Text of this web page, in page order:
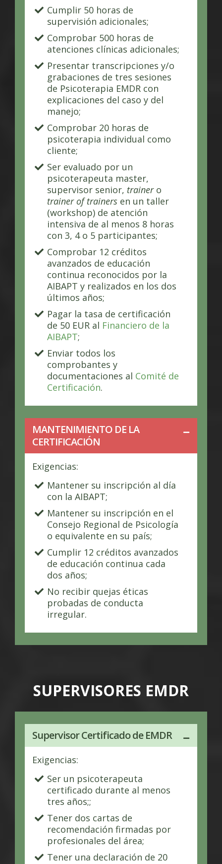
Cumplir 50 horas de
supervisión adicionales;
Comprobar 500 horas de
atenciones clínicas adicionales;
Presentar transcripciones y/o
grabaciones de tres sesiones
de Psicoterapia EMDR con
explicaciones del caso y del
manejo;
Comprobar 20 horas de
psicoterapia individual como
cliente;
Ser evaluado por un
psicoterapeuta master,
supervisor senior, trainero
trainer of trainers en un taller
(workshop) de atención
intensiva de al menos 8 horas
con 3, 4 o 5 participantes;
Comprobar 12 créditos
avanzados de educación
continua reconocidos por la
AIBAPT y realizados en los dos
últimos años;
Pagar la tasa de certificación
de 50 EUR al Financiero de la
AIBAPT;
Enviar todos los
comprobantes y
documentaciones al Comité de
Certificación.
MANTENIMIENTO DE LA
CERTIFICACIÓN
Exigencias:
Mantener su inscripción al día
con la AIBAPT;
Mantener su inscripción en el
Consejo Regional de Psicología
o equivalente en su país;
Cumplir 12 créditos avanzados
de educación continua cada
dos años;
No recibir quejas éticas
probadas de conducta
irregular.
SUPERVISORES EMDR
Supervisor Certificado de EMDR
Exigencias:
Ser un psicoterapeuta
certificado durante al menos
tres años;;
Tener dos cartas de
recomendación firmadas por
profesionales del área;
Tener una declaración de 20